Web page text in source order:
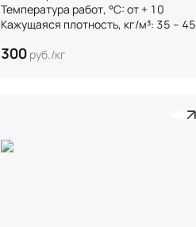
Температура работ, °C: от + 10
Кажущаяся плотность, кг/м³: 35 – 45
300 руб./кг